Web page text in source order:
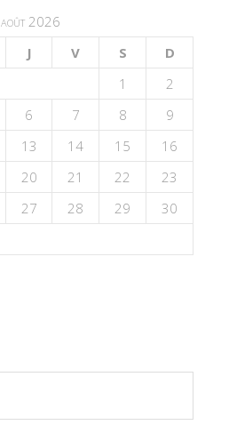
août 2026
J V S
D
1
2
6 7 8
9
13 14 15
16
20 21 22
23
27 28 29
30